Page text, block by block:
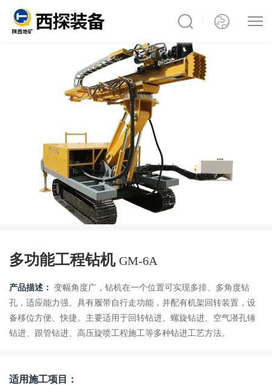
多功能工程钻机 GM-6A
产品描述： 变幅角度广，钻机在一个位置可实现多排、多角度钻
孔，适应能力强。具有履带自行走功能，并配有机架回转装置，设
备移位方便、快捷。主要适用于回转钻进、螺旋钻进、空气潜孔锤
钻进、跟管钻进、高压旋喷工程施工等多种钻进工艺方法。
适用施工项目：